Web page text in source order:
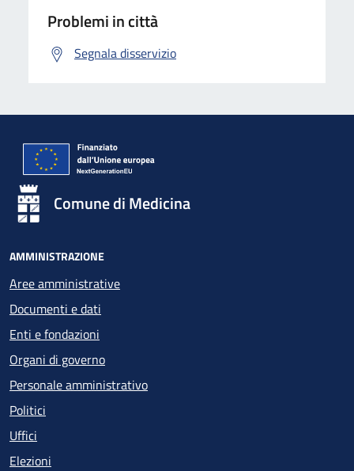
Problemi in città
Segnala disservizio
Comune di Medicina
AMMINISTRAZIONE
Aree amministrative
Documenti e dati
Enti e fondazioni
Organi di governo
Personale amministrativo
Politici
Uffici
Elezioni